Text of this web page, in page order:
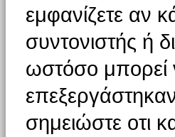
εμφανίζετε αν
συντονιστής ή
ωστόσο μπορεί
σημειώστε οτι